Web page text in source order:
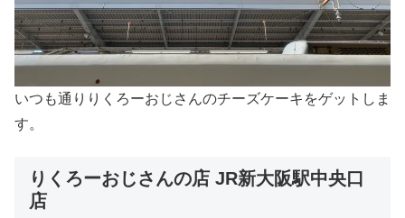
いつも通りりくろーおじさんのチーズケーキをゲットしま
す。
りくろーおじさんの店 JR新大阪駅中央口
店